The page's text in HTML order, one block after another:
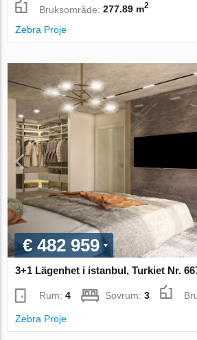
Bruksområde:277.89 m2
Zebra Proje
€ 482 959
3+1 Lägenhet i istanbul, Turkiet Nr.
Rum:4 Sovrum:3
Zebra Proje